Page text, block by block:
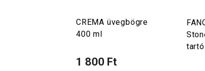
CREMA üvegbögre
400 ml
1 800 Ft